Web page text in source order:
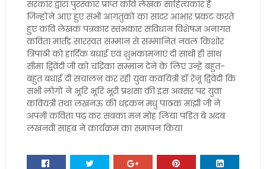
सरकार द्वारा पुरस्कार प्राप्त कवि लेखक साहित्यकार है
जिन्होंने आए हुए सभी आगंतुकों का सादर आभार प्रकट करते
हुए कवि लेखक पत्रकार स्तंभकार संविधान विशेषज्ञ अनागत
कविता मार्तंड सारस्वत सम्मान से सम्मानित नवल किशोर
त्रिपाठी को हार्दिक बधाई एवं शुभकामनाएं दी साथी ही साथ
सीमा द्विवेदी जी को चंद्रिका सम्मान देने के लिए उन्हें बहुत-
बहुत बधाई दी संचालन कर रही युवा कवयित्री डॉ रेनू द्विवेदी कि
सभी लोगों ने भूरि भूरि भूरी प्रशंसा की इस अवसर पर युवा
कवियत्री तथा लखनऊ की धड़कन मधु पाठक मांझी जी ने
अपनी कविता पढ़ कर सबका मन मोह लिया पंडित बे अदब
लखनवी साहब ने कार्यक्रम का समापन किया